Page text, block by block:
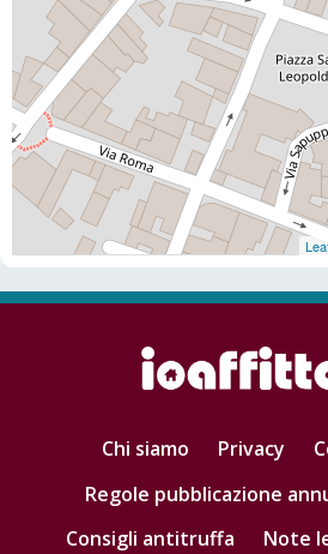
Chi siamo Privacy
Regole pubblicazione
Consigli antitruffa
Note